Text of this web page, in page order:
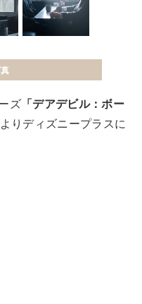
ズ 「デアデビル：ボー
りディズニープラスに